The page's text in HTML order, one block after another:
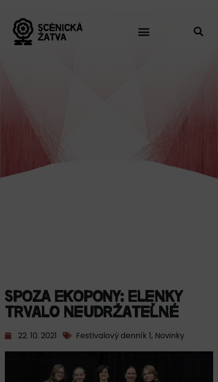
SPOZA EKOPONY: Elenky
trvalo neudržateľné
22. 10. 2021 Festivalový denník 1, Novinky